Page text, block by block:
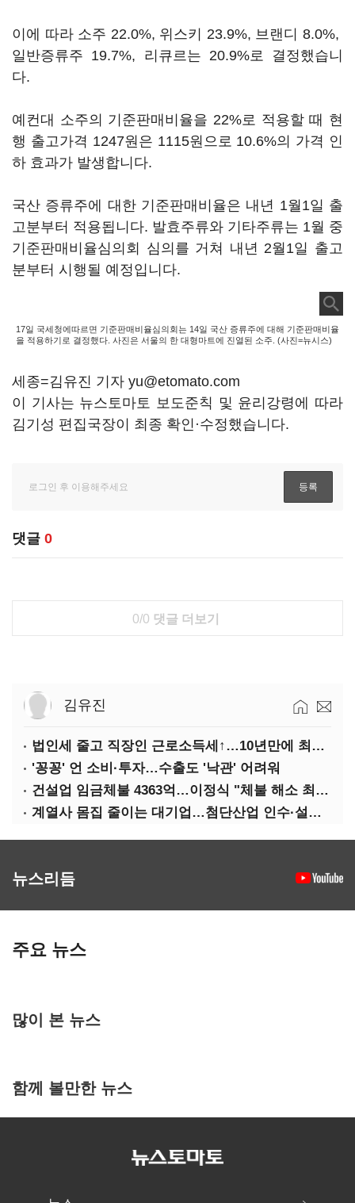
이에 따라 소주 22.0%, 위스키 23.9%, 브랜디 8.0%,
일반증류주 19.7%, 리큐르는 20.9%로 결정했습니
다.
예컨대 소주의 기준판매비율을 22%로 적용할 때 현
행 출고가격 1247원은 1115원으로 10.6%의 가격 인
하 효과가 발생합니다.
국산 증류주에 대한 기준판매비율은 내년 1월1일 출
고분부터 적용됩니다. 발효주류와 기타주류는 1월 중
기준판매비율심의회 심의를 거쳐 내년 2월1일 출고
분부터 시행될 예정입니다.
17일 국세청에따르면 기준판매비율심의회는 14일 국산 증류주에 대해 기준판매비율
을 적용하기로 결정했다. 사진은 서울의 한 대형마트에 진열된 소주. (사진=뉴시스)
세종=김유진 기자 yu@etomato.com
이 기사는 뉴스토마토 보도준칙 및 윤리강령에 따라
김기성 편집국장이 최종 확인·수정했습니다.
댓글 0
0/0 댓글 더보기
김유진
법인세 줄고 직장인 근로소득세↑…10년만에 최대치
'꽁꽁' 언 소비·투자…수출도 '낙관' 어려워
건설업 임금체불 4363억…이정식 "체불 해소 최우선"
계열사 몸집 줄이는 대기업…첨단산업 인수·설립에 '분주'
뉴스리듬
주요 뉴스
많이 본 뉴스
함께 볼만한 뉴스